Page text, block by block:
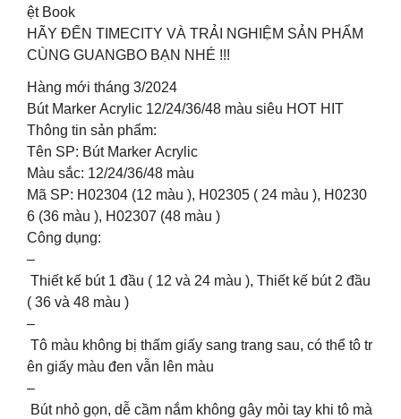
ệt Book
HÃY ĐẾN TIMECITY VÀ TRẢI NGHIỆM SẢN PHẨM
CÙNG GUANGBO BẠN NHÉ !!!
Hàng mới tháng 3/2024
Bút Marker Acrylic 12/24/36/48 màu siêu HOT HIT
Thông tin sản phẩm:
Tên SP: Bút Marker Acrylic
Màu sắc: 12/24/36/48 màu
Mã SP: H02304 (12 màu ), H02305 ( 24 màu ), H0230
6 (36 màu ), H02307 (48 màu )
Công dụng:
–
Thiết kế bút 1 đầu ( 12 và 24 màu ), Thiết kế bút 2 đầu
( 36 và 48 màu )
–
Tô màu không bị thấm giấy sang trang sau, có thể tô tr
ên giấy màu đen vẫn lên màu
–
Bút nhỏ gọn, dễ cầm nắm không gây mỏi tay khi tô mà